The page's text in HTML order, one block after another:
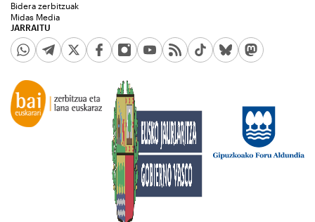
JARRAITU
Bidera zerbitzuak
Midas Media